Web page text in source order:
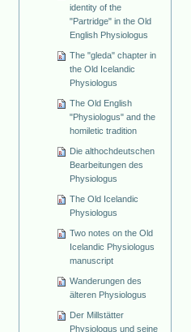
identity of the
"Partridge" in the Old
English Physiologus
The "gleda" chapter in
the Old Icelandic
Physiologus
The Old English
"Physiologus" and the
homiletic tradition
Die althochdeutschen
Bearbeitungen des
Physiologus
The Old Icelandic
Physiologus
Two notes on the Old
Icelandic Physiologus
manuscript
Wanderungen des
älteren Physiologus
Der Millstätter
Physiologus und seine